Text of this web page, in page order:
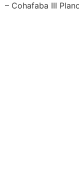
– Cohafaba III